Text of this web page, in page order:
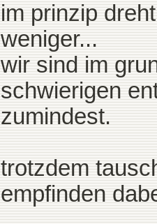
im prinzip
weniger...
wir sind im
schwierigen
zumindest.
trotzdem
empfinden